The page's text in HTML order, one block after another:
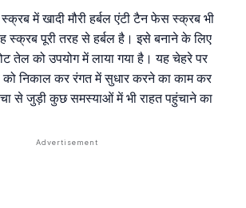
में खादी मौरी हर्बल एंटी टैन फेस स्क्रब भी
स्क्रब पूरी तरह से हर्बल है। इसे बनाने के लिए
तेल को उपयोग में लाया गया है। यह चेहरे पर
निकाल कर रंगत में सुधार करने का काम कर
से जुड़ी कुछ समस्याओं में भी राहत पहुंचाने का